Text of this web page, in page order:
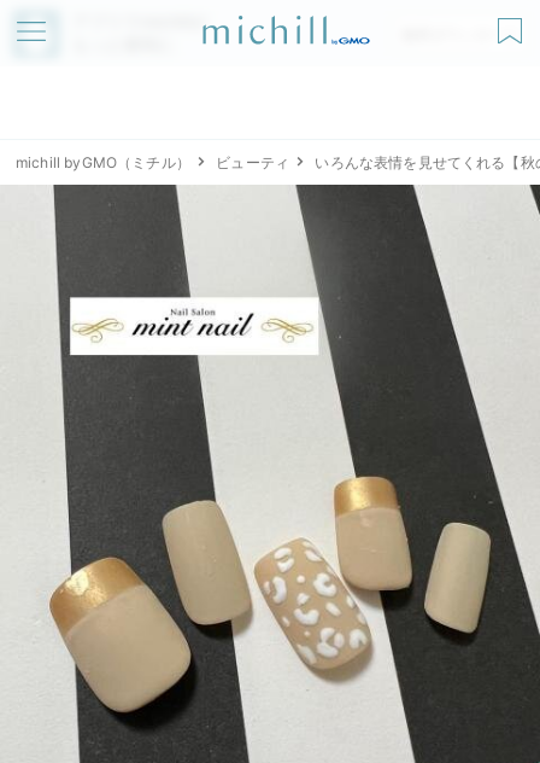
アプリでmichillが
無料ダウンロード
michill byGMO（ミチル） ビューティ いろんな表情を見せてくれる【